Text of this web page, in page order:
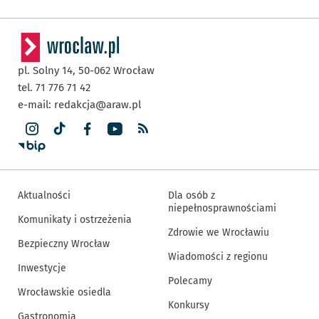
pl. Solny 14, 50-062 Wrocław
tel. 71 776 71 42
e-mail: redakcja@araw.pl
Aktualności
Komunikaty i ostrzeżenia
Bezpieczny Wrocław
Inwestycje
Wrocławskie osiedla
Gastronomia
Dla osób z
niepełnosprawnościami
Zdrowie we Wrocławiu
Wiadomości z regionu
Polecamy
Konkursy